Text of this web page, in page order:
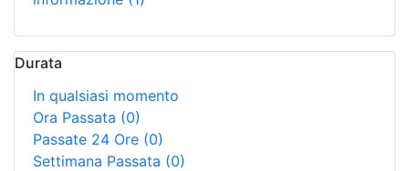
Durata
In qualsiasi momento
Ora Passata (0)
Passate 24 Ore (0)
Settimana Passata (0)